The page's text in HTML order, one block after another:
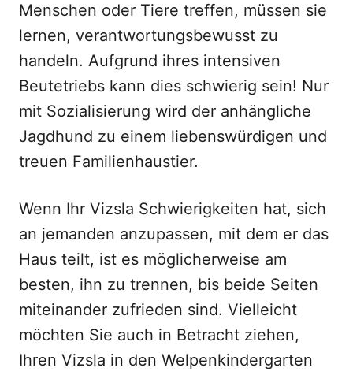
Menschen oder Tiere treffen, müssen sie
lernen, verantwortungsbewusst zu
handeln. Aufgrund ihres intensiven
Beutetriebs kann dies schwierig sein! Nur
mit Sozialisierung wird der anhängliche
Jagdhund zu einem liebenswürdigen und
treuen Familienhaustier.
Wenn Ihr Vizsla Schwierigkeiten hat, sich
an jemanden anzupassen, mit dem er das
Haus teilt, ist es möglicherweise am
besten, ihn zu trennen, bis beide Seiten
miteinander zufrieden sind. Vielleicht
möchten Sie auch in Betracht ziehen,
Ihren Vizsla in den Welpenkindergarten